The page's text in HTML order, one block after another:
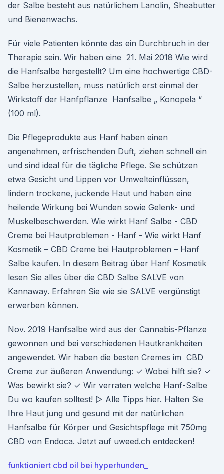
der Salbe besteht aus natürlichem Lanolin, Sheabutter
und Bienenwachs.
Für viele Patienten könnte das ein Durchbruch in der
Therapie sein. Wir haben eine 21. Mai 2018 Wie wird
die Hanfsalbe hergestellt? Um eine hochwertige CBD-
Salbe herzustellen, muss natürlich erst einmal der
Wirkstoff der Hanfpflanze Hanfsalbe „ Konopela “
(100 ml).
Die Pflegeprodukte aus Hanf haben einen
angenehmen, erfrischenden Duft, ziehen schnell ein
und sind ideal für die tägliche Pflege. Sie schützen
etwa Gesicht und Lippen vor Umwelteinflüssen,
lindern trockene, juckende Haut und haben eine
heilende Wirkung bei Wunden sowie Gelenk- und
Muskelbeschwerden. Wie wirkt Hanf Salbe - CBD
Creme bei Hautproblemen - Hanf - Wie wirkt Hanf
Kosmetik – CBD Creme bei Hautproblemen – Hanf
Salbe kaufen. In diesem Beitrag über Hanf Kosmetik
lesen Sie alles über die CBD Salbe SALVE von
Kannaway. Erfahren Sie wie sie SALVE vergünstigt
erwerben können.
Nov. 2019 Hanfsalbe wird aus der Cannabis-Pflanze
gewonnen und bei verschiedenen Hautkrankheiten
angewendet. Wir haben die besten Cremes im CBD
Creme zur äußeren Anwendung: ✓ Wobei hilft sie? ✓
Was bewirkt sie? ✓ Wir verraten welche Hanf-Salbe
Du wo kaufen solltest! ▷ Alle Tipps hier. Halten Sie
Ihre Haut jung und gesund mit der natürlichen
Hanfsalbe für Körper und Gesichtspflege mit 750mg
CBD von Endoca. Jetzt auf uweed.ch entdecken!
funktioniert cbd oil bei hyperhunden_